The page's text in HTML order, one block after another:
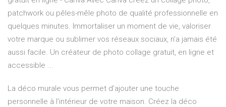
patchwork ou pêles-mêle photo de qualité professionnelle en
quelques minutes. Immortaliser un moment de vie, valoriser
votre marque ou sublimer vos réseaux sociaux, n’a jamais été
aussi facile. Un créateur de photo collage gratuit, en ligne et
accessible ...
La déco murale vous permet d’ajouter une touche
personnelle à l’intérieur de votre maison. Créez la déco